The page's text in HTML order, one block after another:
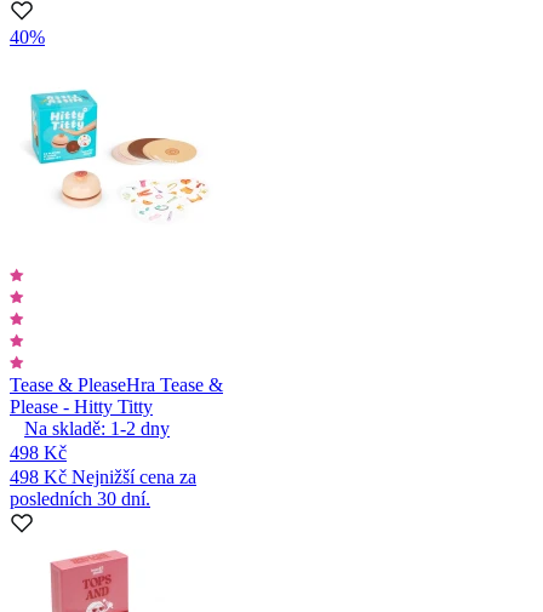
40%
Tease & PleaseHra Tease &
Please - Hitty Titty
Na skladě: 1-2 dny
498 Kč
498 Kč Nejnižší cena za
posledních 30 dní.